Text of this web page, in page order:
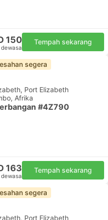
150 Tempah sekarang
segera
Port Elizabeth
Afrika
#4Z790
163 Tempah sekarang
segera
Port Elizabeth